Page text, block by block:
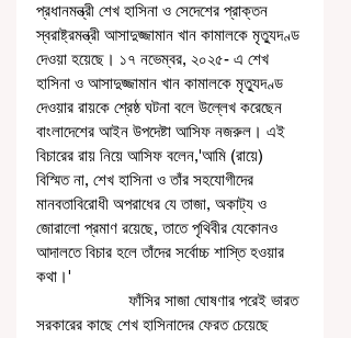
প্রধানমন্ত্রী শেখ হাসিনা ও সেদেশের প্রাক্তন
স্বরাষ্ট্রমন্ত্রী আসাদুজ্জামান খান কামালকে মৃত্যুদণ্ড
দেওয়া হয়েছে। ১৭ নভেম্বর, ২০২৫- এ শেখ
হাসিনা ও আসাদুজ্জামান খান কামালকে মৃত্যুদণ্ড
দেওয়ার রায়কে শ্রেষ্ঠ ঘটনা বলে উল্লেখ করেছেন
বাংলাদেশের আইন উপদেষ্টা আসিফ নজরুল। এই
বিচারের রায় নিয়ে আসিফ বলেন,'আমি (রায়ে)
বিস্মিত না, শেখ হাসিনা ও তাঁর সহযোগীদের
মানবতাবিরোধী অপরাধের যে তাজা, অকাট্য ও
জোরালো প্রমাণ রয়েছে, তাতে পৃথিবীর যেকোনও
আদালতে বিচার হলে তাঁদের সর্বোচ্চ শাস্তি হওয়ার
কথা।'
সরকারের কাছে শেখ হাসিনাদের ফেরত চেয়েছে